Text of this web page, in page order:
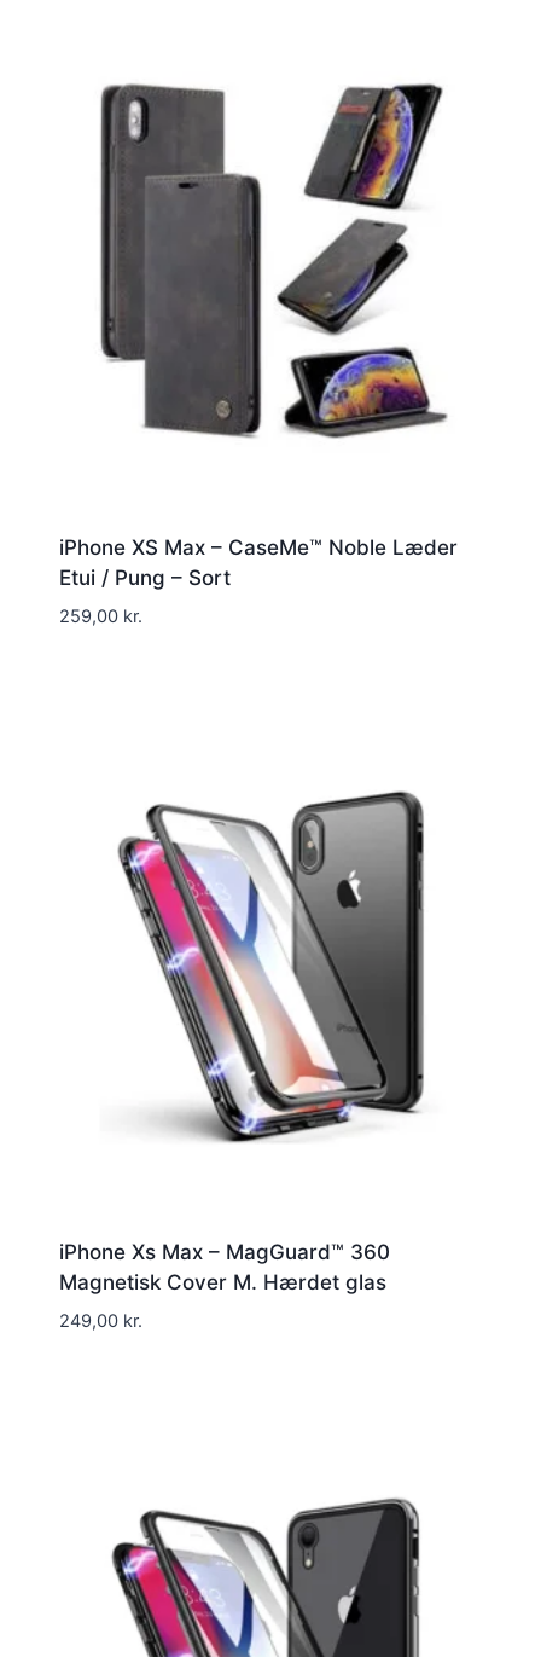
iPhone XS Max – CaseMe™ Noble Læder
Etui / Pung – Sort
259,00 kr.
iPhone Xs Max – MagGuard™ 360
Magnetisk Cover M. Hærdet glas
249,00 kr.